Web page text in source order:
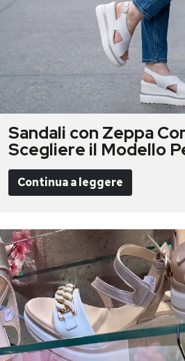
Sandali con Zeppa
Scegliere il Modello
Continua a leggere